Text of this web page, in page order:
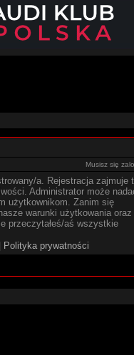
Musisz się
a. Rejestracja zajmuje
Administrator może
użytkownikom. Zanim się
warunki użytkowania oraz
przeczytałeś/aś wszystkie
Polityka prywatności